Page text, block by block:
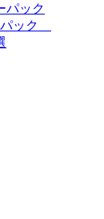
パック
パック